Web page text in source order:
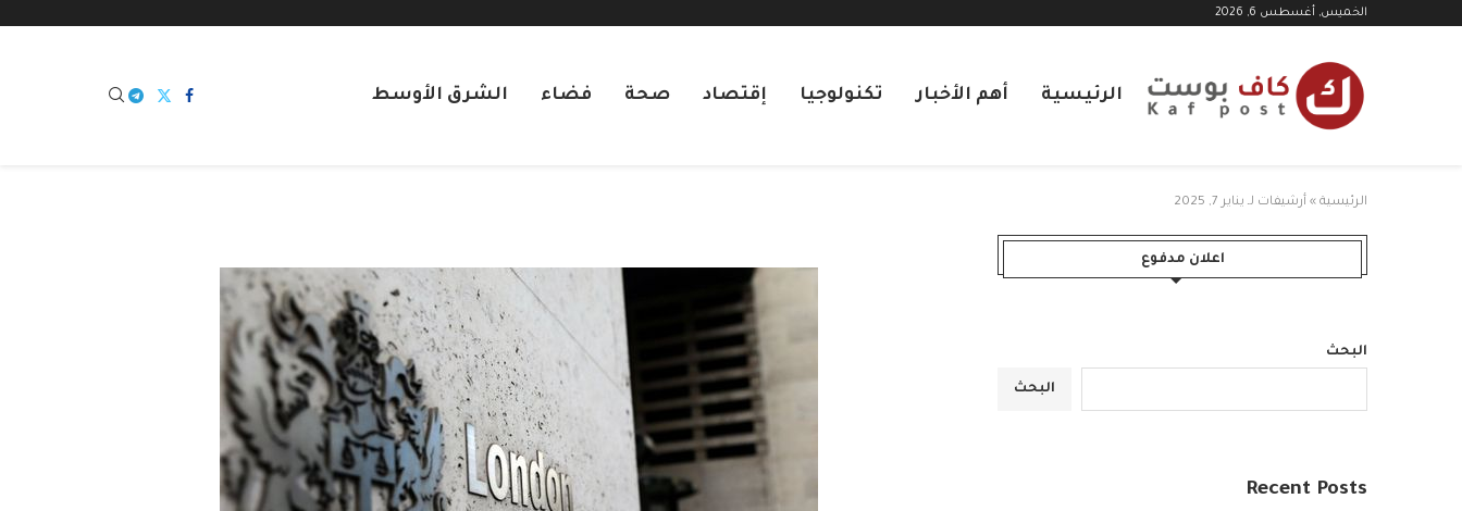
الخميس, أغسطس 6, 2026
الرئيسية أهم الأخبار تكنولوجيا إقتصاد صحة فضاء الشرق الأوسط
الرئيسية » أرشيفات لـ يناير 7, 2025
اعلان مدفوع
البحث
البحث
Recent Posts